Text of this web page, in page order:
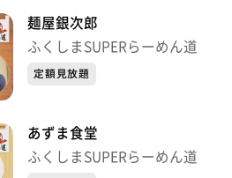
麺屋銀次郎
ふくしまSUPERらーめん道
定額見放題
あずま食堂
ふくしまSUPERらーめん道